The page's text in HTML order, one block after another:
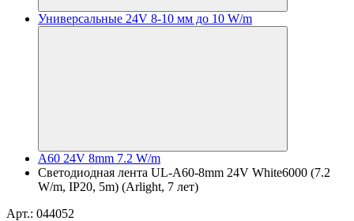
Универсальные 24V 8-10 мм до 10 W/m
A60 24V 8mm 7.2 W/m
Светодиодная лента UL-A60-8mm 24V White6000 (7.2
W/m, IP20, 5m) (Arlight, 7 лет)
Арт.: 044052